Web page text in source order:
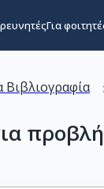
Για
Βιβλιογραφία